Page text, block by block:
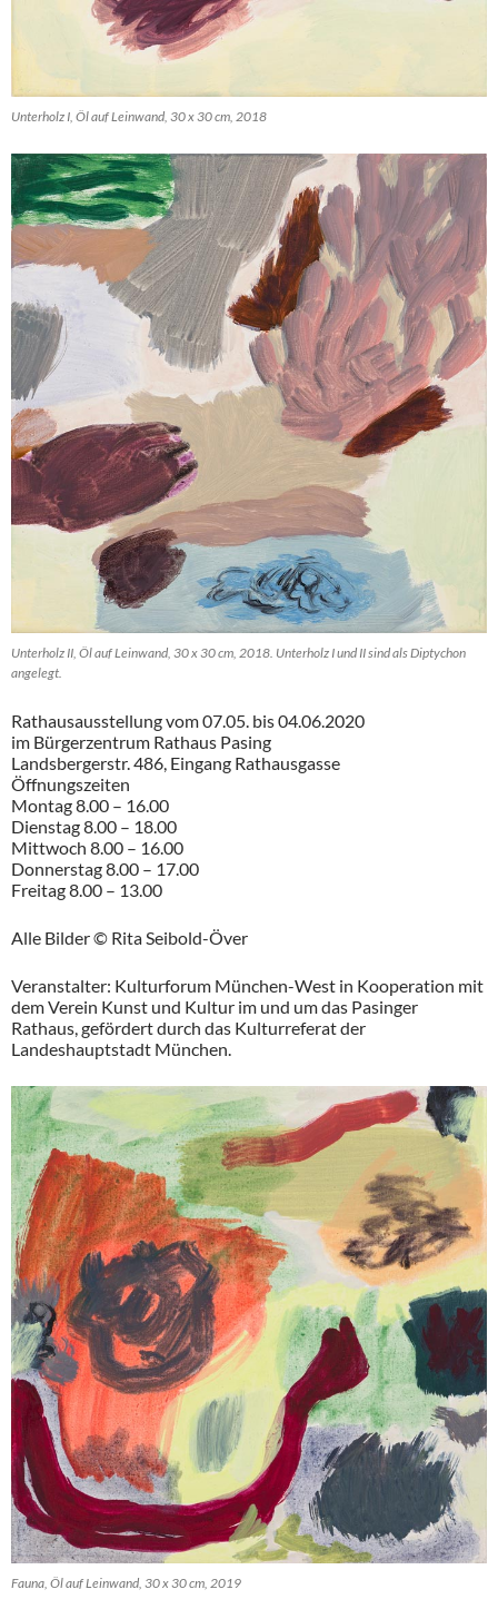
Unterholz I, Öl auf Leinwand, 30 x 30 cm, 2018
Unterholz II, Öl auf Leinwand, 30 x 30 cm, 2018. Unterholz I und II sind als Diptychon
angelegt.
Rathausausstellung vom 07.05. bis 04.06.2020
im Bürgerzentrum Rathaus Pasing
Landsbergerstr. 486, Eingang Rathausgasse
Öffnungszeiten
Montag 8.00 – 16.00
Dienstag 8.00 – 18.00
Mittwoch 8.00 – 16.00
Donnerstag 8.00 – 17.00
Freitag 8.00 – 13.00
Alle Bilder © Rita Seibold-Över
Veranstalter: Kulturforum München-West in Kooperation mit
dem Verein Kunst und Kultur im und um das Pasinger
Rathaus, gefördert durch das Kulturreferat der
Landeshauptstadt München.
Fauna, Öl auf Leinwand, 30 x 30 cm, 2019